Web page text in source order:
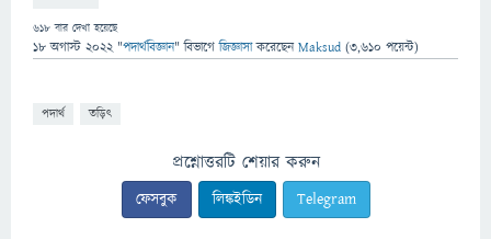
618 বার দেখা হয়েছে
18 অগাস্ট 2022 "পদার্থবিজ্ঞান" বিভাগে জিজ্ঞাসাকরেছেনMaksud (3,610 পয়েন্ট)
পদার্থ তড়িৎ
প্রশ্নোত্তরটি শেয়ার করুন
ফেসবুক লিঙ্কইডিন Telegram